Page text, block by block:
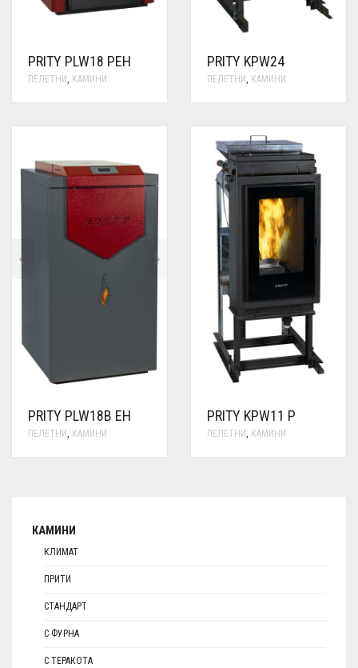
PRITY PLW18 PEH
ПЕЛЕТНИ КАМИНИ
PRITY KPW24
ПЕЛЕТНИ КАМИНИ
PRITY PLW18B EH
ПЕЛЕТНИ, КАМИНИ
PRITY KPW11 P
ПЕЛЕТНИ, КАМИНИ
КАМИНИ
КЛИМАТ
ПРИТИ
СТАНДАРТ
С ФУРНА
С ТЕРАКОТА